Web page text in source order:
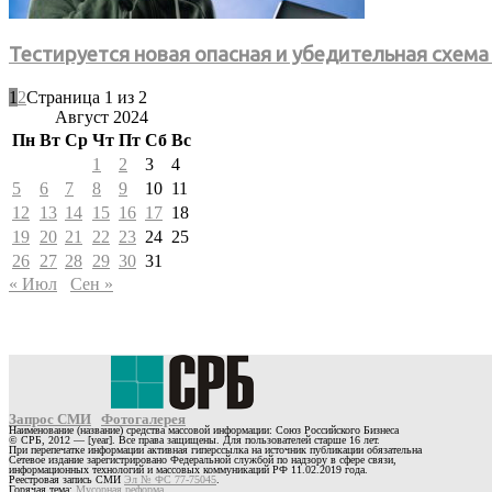
Тестируется новая опасная и убедительная
1 2Страница 1 из 2
Август 2024
Пн Вт Ср Чт Пт Сб Вс
1
2 3
4
5
6 7 8 9 10 11
12
13 14 15 16 17 18
19 20 21 22 23 24 25
26 27 28 29 30 31
« Июл
Сен »
Запрос СМИ Фотогалерея
Наименование (название) средства массовой информации: Союз Российского Бизнеса
© СРБ, 2012 — [year]. Все права защищены. Для пользователей старше 16 лет.
При перепечатке информации активная гиперссылка на источник публикации обязательна
Сетевое издание зарегистрировано Федеральной службой по надзору в сфере связи,
информационных технологий и массовых коммуникаций РФ 11.02.2019 года.
Реестровая запись СМИ Эл № ФС 77-75045
Горячая тема: Мусорная реформа